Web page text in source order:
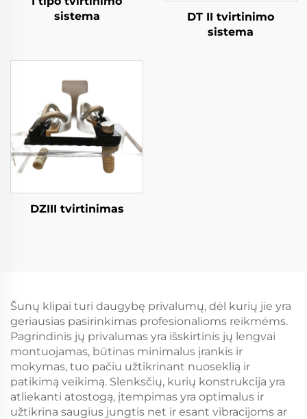
sistema
DT II tvirtinimo
sistema
DZIII tvirtinimas
Šunų klipai turi daugybę privalumų, dėl kurių jie yra
geriausias pasirinkimas profesionalioms reikmėms.
Pagrindinis jų privalumas yra išskirtinis jų lengvai
montuojamas, būtinas minimalus įrankis ir
mokymas, tuo pačiu užtikrinant nuoseklią ir
patikimą veikimą. Slenksčių, kurių konstrukcija yra
atliekanti atostogą, įtempimas yra optimalus ir
užtikrina saugius jungtis net ir esant vibracijoms ar